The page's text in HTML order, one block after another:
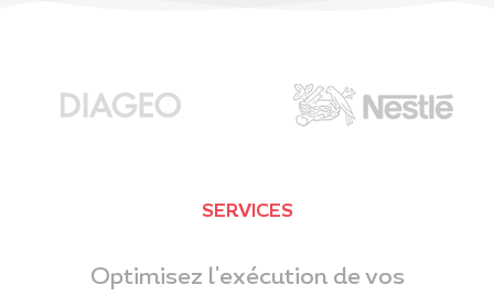
SERVICES
Optimisez l'exécution de vos